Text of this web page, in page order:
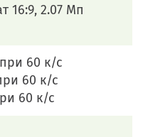
16:9, 2.07 Мп
60 к/с
60 к/с
60 к/с